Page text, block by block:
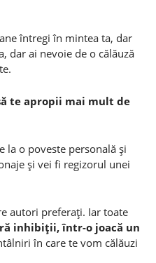
întregi în mintea ta, dar
dar ai nevoie de o călăuză
te apropii mai mult de
la o poveste personală şi
şi vei fi regizorul unei
autori preferaţi. Iar toate
inhibiţii, într-o joacă un
în care te vom călăuzi